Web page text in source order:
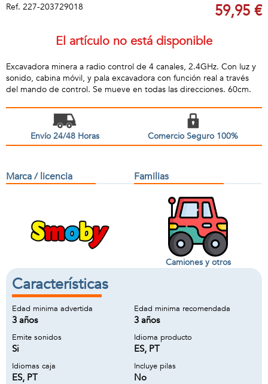
Ref. 227-203729018 59,95 €
El artículo no está disponible
Excavadora minera a radio control de 4 canales, 2.4GHz. Con luz y
sonido, cabina móvil, y pala excavadora con función real a través
del mando de control. Se mueve en todas las direcciones. 60cm.
Envío 24/48 Horas Comercio Seguro 100%
Marca / licencia Familias
Camiones y otros
Características
Edad minima advertida
3 años
Edad minima recomendada
3 años
Emite sonidos
Si
Idioma producto
ES, PT
Idiomas caja
ES, PT
Incluye pilas
No